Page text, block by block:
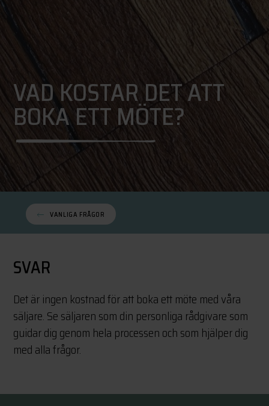
VAD KOSTAR DET ATT
BOKA ETT MÖTE?
VANLIGA FRÅGOR
SVAR
Det är ingen kostnad för att boka ett möte med våra
säljare. Se säljaren som din personliga rådgivare som
guidar dig genom hela processen och som hjälper dig
med alla frågor.